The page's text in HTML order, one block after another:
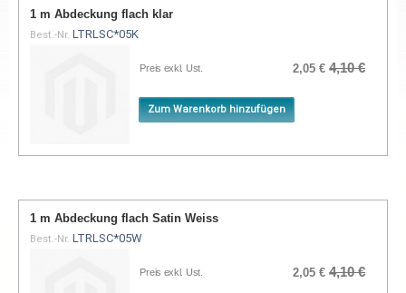
1 m Abdeckung flach klar
Best.-Nr. LTRLSC*05K
Preis exkl. Ust. 2,05 € 4,10 €
Zum Warenkorb hinzufügen
1 m Abdeckung flach Satin Weiss
Best.-Nr. LTRLSC*05W
Preis exkl. Ust. 2,05 € 4,10 €